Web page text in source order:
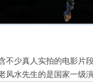
少真人实拍的电影片
水先生的是国家一级演